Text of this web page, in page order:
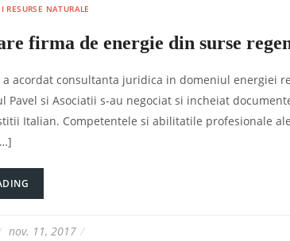
RESURSE NATURALE
firma de energie din surse
a acordat consultanta juridica in domeniul energiei
Pavel si Asociatii s-au negociat si incheiat
Italian. Competentele si abilitatile profesionale
nov. 11, 2017